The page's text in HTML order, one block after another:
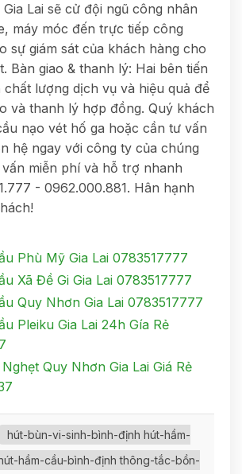
Lai sẽ cử đội ngũ công nhân
máy móc đến trực tiếp công
sự giám sát của khách hàng cho
Bàn giao & thanh lý: Hai bên tiến
chất lượng dịch vụ và hiệu quả để
và thanh lý hợp đồng. Quý khách
nạo vét hố ga hoặc cần tư vấn
hệ ngay với công ty của chúng
miễn phí và hỗ trợ nhanh
- 0962.000.881. Hân hạnh
Phù Mỹ Gia Lai 0783517777
Xã Đề Gi Gia Lai 0783517777
Quy Nhơn Gia Lai 0783517777
Pleiku Gia Lai 24h Gía Rẻ
Quy Nhơn Gia Lai Giá Rẻ
hút-bùn-vi-sinh-bình-định hút-hầm-
hầm-cầu-bình-định thông-tắc-bồn-